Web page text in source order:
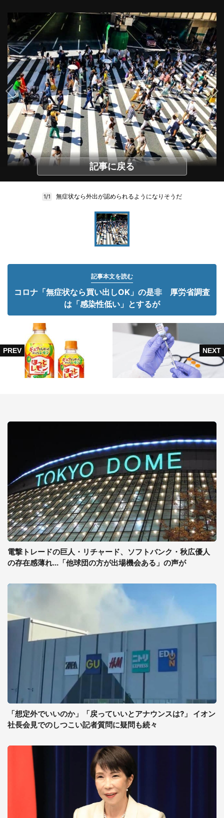
記事に戻る
1/1 無症状なら外出が認められるようになりそうだ
記事本文を読む
コロナ「無症状なら買い出しOK」の是非 厚労省調査
は「感染性低い」とするが
電撃トレードの巨人・リチャード、ソフトバンク・秋広優人
の存在感薄れ...「他球団の方が出場機会ある」の声が
「想定外でいいのか」「戻っていいとアナウンスは?」 イオン
社長会見でのしつこい記者質問に疑問も続々